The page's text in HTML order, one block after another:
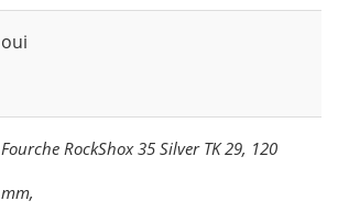
oui
Fourche RockShox 35 Silver TK 29, 120
mm,